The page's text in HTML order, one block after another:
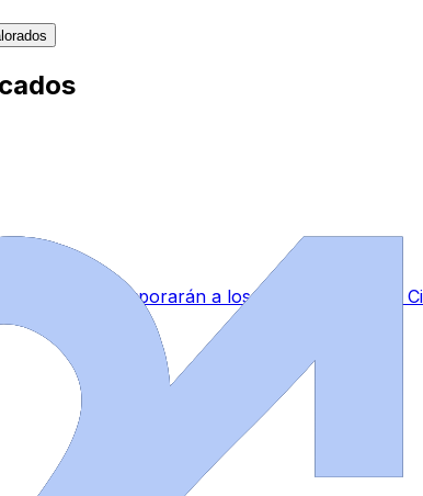
que se incorporarán a los parques de Béjar,